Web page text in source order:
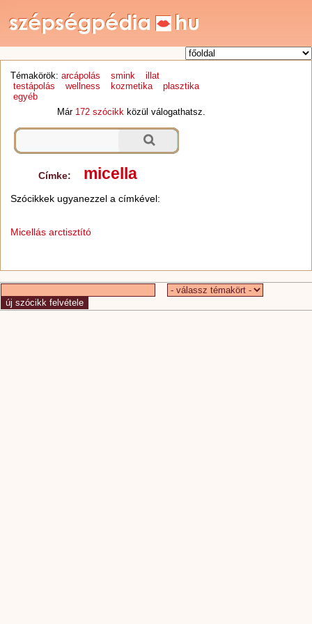
Témakörök: arcápolás smink
illat
testápolás
wellness kozmetika
plasztika
egyéb
Már 172 szócikk közül válogathatsz.
Címke: micella
Szócikkek ugyanezzel a címkével:
Micellás arctisztító